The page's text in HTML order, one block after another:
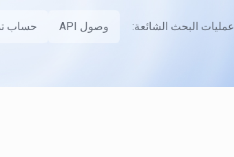
عمليات البحث الشائعة: وصول API حساب